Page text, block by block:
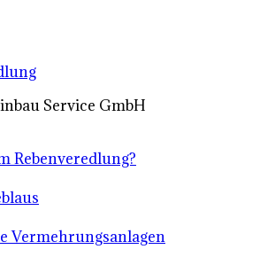
Service GmbH
Rebenveredlung?
Vermehrungsanlagen